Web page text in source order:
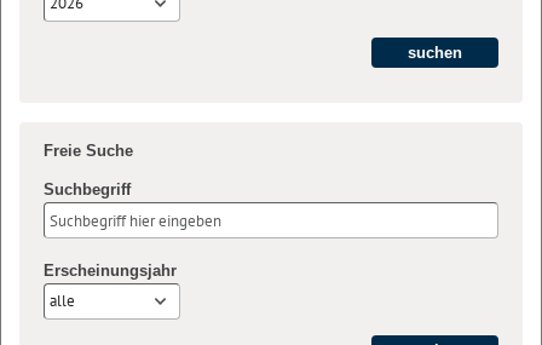
Freie Suche
Suchbegriff
Erscheinungsjahr
alle